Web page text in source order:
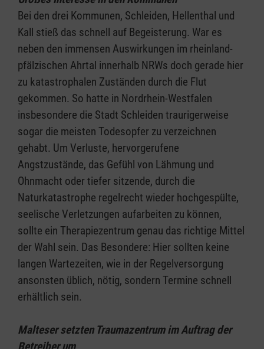
Bei den drei Kommunen, Schleiden, Hellenthal und
Kall stieß das schnell auf Begeisterung. War es
neben den immensen Auswirkungen im rheinland-
pfälzischen Ahrtal innerhalb NRWs doch gerade hier
zu katastrophalen Zuständen durch die Flut
gekommen. So hatte in Nordrhein-Westfalen
insbesondere die Stadt Schleiden traurigerweise
sogar die meisten Todesopfer zu verzeichnen
gehabt. Um Verluste, hervorgerufene
Angstzustände, das Gefühl von Lähmung und
Ohnmacht oder tiefer sitzende, durch die
Naturkatastrophe regelrecht wieder hochgespülte,
seelische Verletzungen aufarbeiten zu können,
sollte ein Therapiezentrum genau das richtige Mittel
der Wahl sein. Das Besondere: Hier sollten keine
langen Wartezeiten, wie in der Regelversorgung
ansonsten üblich, nötig, sondern Termine schnell
erhältlich sein.
Malteser setzten Traumazentrum im Auftrag der